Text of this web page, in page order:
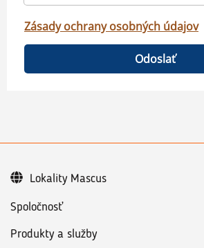
Zásady ochrany osobných údajov
Odoslať
Spoločnosť
Produkty a služby
Lokality Mascus